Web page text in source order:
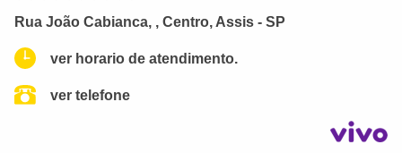
Rua João Cabianca, , Centro, Assis - SP
ver horario de atendimento.
ver telefone